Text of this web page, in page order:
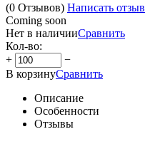
(0 Отзывов) Написать отзыв
Coming soon
Нет в наличииСравнить
Кол-во:
+
−
В корзинуСравнить
Описание
Особенности
Отзывы